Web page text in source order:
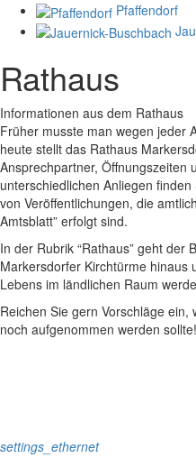
Pfaffendorf
Rathaus
Informationen aus dem Rathaus
Früher musste man wegen jeder
heute stellt das Rathaus
Ansprechpartner, Öffnungszeiten
unterschiedlichen Anliegen
von Veröffentlichungen, die
Amtsblatt” erfolgt sind.
In der Rubrik “Rathaus” geht der
Markersdorfer Kirchtürme hinaus
Lebens im ländlichen Raum
Reichen Sie gern Vorschläge ein,
noch aufgenommen werden sollte!
settings_ethernet